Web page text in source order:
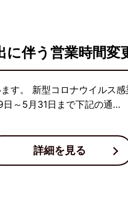
伴う営業時間変
す。 新型コロナウイルス
～5月31日まで下記の通…
詳細を見る